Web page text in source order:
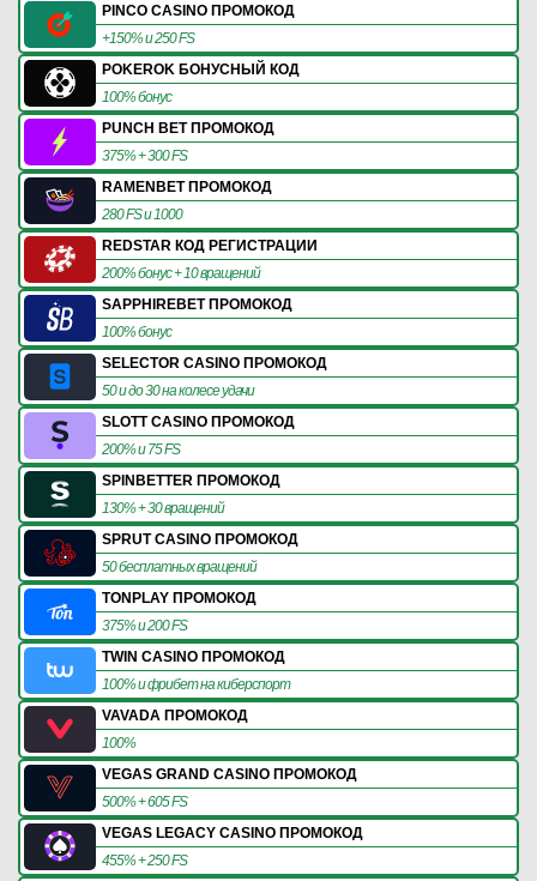
PINCO CASINO ПРОМОКОД
+150% и 250 FS
POKEROK БОНУСНЫЙ КОД
100% бонус
PUNCH BET ПРОМОКОД
375% + 300 FS
RAMENBET ПРОМОКОД
280 FS и 1000
REDSTAR КОД РЕГИСТРАЦИИ
200% бонус + 10 вращений
SAPPHIREBET ПРОМОКОД
100% бонус
SELECTOR CASINO ПРОМОКОД
50 и до 30 на колесе удачи
SLOTT CASINO ПРОМОКОД
200% и 75 FS
SPINBETTER ПРОМОКОД
130% + 30 вращений
SPRUT CASINO ПРОМОКОД
50 бесплатных вращений
TONPLAY ПРОМОКОД
375% и 200 FS
TWIN CASINO ПРОМОКОД
100% и фрибет на киберспорт
VAVADA ПРОМОКОД
100%
VEGAS GRAND CASINO ПРОМОКОД
500% + 605 FS
VEGAS LEGACY CASINO ПРОМОКОД
455% + 250 FS